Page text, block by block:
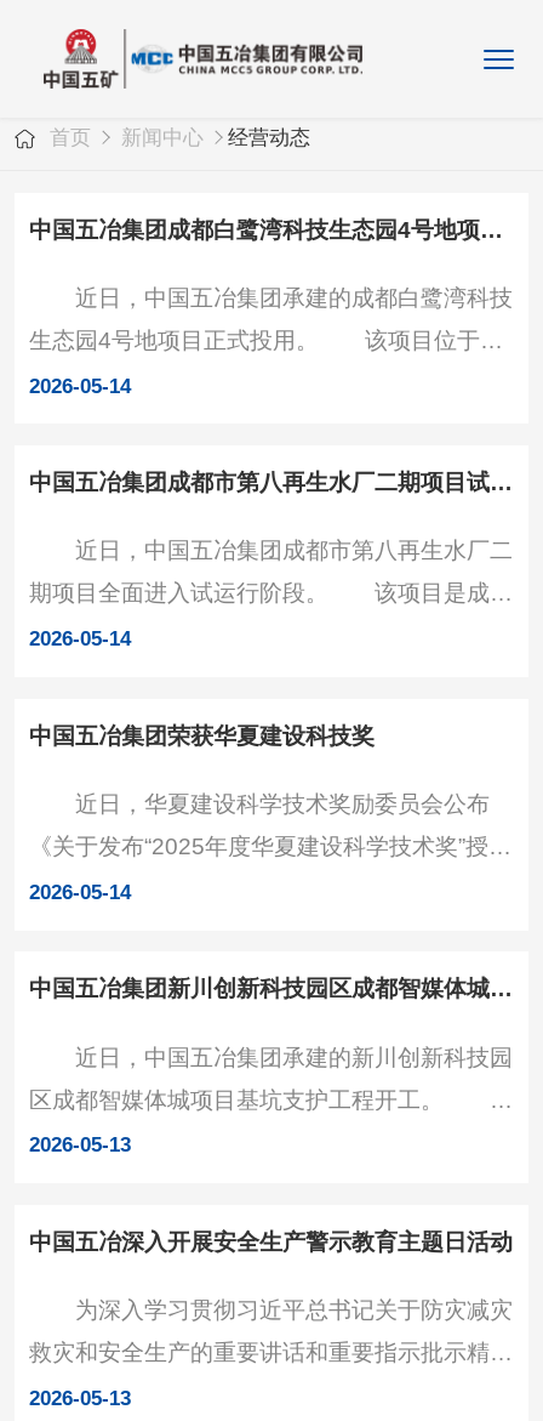
首页 新闻中心 经营动态
中国五冶集团成都白鹭湾科技生态园4号地项目正式投用
近日，中国五冶集团承建的成都白鹭湾科技
生态园4号地项目正式投用。 该项目位于成
都市锦江区，用地面积7.2万平方米，总建筑面
最核心的区域，包含两个地块七个单元工程。项
办公与花园结合，打造开放、绿色、低密的科创
办公新范式。 未来，园区将依托生态资源与
产业平台双重优势，吸引更多优质科创项目和领
2026-05-14
中国五冶集团成都市第八再生水厂二期项目试运行
近日，中国五冶集团成都市第八再生水厂二
期项目全面进入试运行阶段。 该项目是成都
市重点工程，位于成都市青羊区，建设内容为全
建设主体由地上2层管理用房和地下2层箱体组
理设施置于地下，地面同步打造为开放式城市景
观公园。 项目投用后，将进一步完善成都中
心城区的水资源处理体系，大幅提升成都中心城
2026-05-14
中国五冶集团荣获华夏建设科技奖
近日，华夏建设科学技术奖励委员会公布
《关于发布“2025年度华夏建设科学技术奖”授奖
项目的公告》，由中国五冶牵头研发的“大跨复
及应用”项目荣获华夏建设科学技术奖二等奖。
也是2025年度四川省唯一由牵头单位获得的二
等奖及以上华夏建设科技奖。 “华夏建设科
学技术奖”于2002年设立，是经国家科学技术奖
2026-05-14
中国五冶集团新川创新科技园区成都智媒体城项目基坑支护工程开工
近日，中国五冶集团承建的新川创新科技园
区成都智媒体城项目基坑支护工程开工。 项
目位于成都市高新区新川创新科技园区新裕南一
网喷与砖墙相结合的复合支护形式，基坑降水主
将有力助推成都市“世界文化名城”建设，促进数
字文创产业集聚与高质量发展，为新川片区导入
高素质产业人才，进一步提升区域综合价值与城
2026-05-13
中国五冶深入开展安全生产警示教育主题日活动
为深入学习贯彻习近平总书记关于防灾减灾
救灾和安全生产的重要讲话和重要指示批示精
神，深刻汲取近期各地安全事故教训，按照公司
2026-05-13